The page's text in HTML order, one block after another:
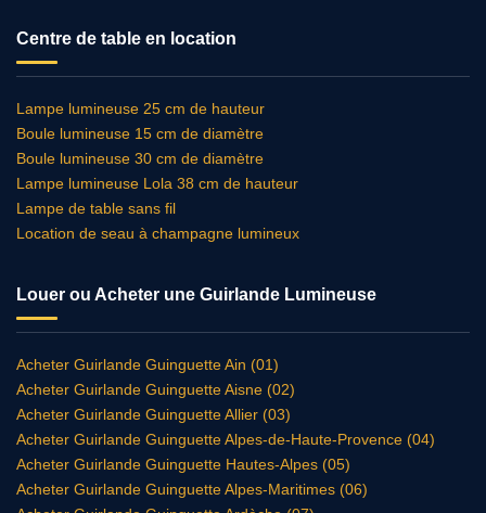
Centre de table en location
Lampe lumineuse 25 cm de hauteur
Boule lumineuse 15 cm de diamètre
Boule lumineuse 30 cm de diamètre
Lampe lumineuse Lola 38 cm de hauteur
Lampe de table sans fil
Location de seau à champagne lumineux
Louer ou Acheter une Guirlande Lumineuse
Acheter Guirlande Guinguette Ain (01)
Acheter Guirlande Guinguette Aisne (02)
Acheter Guirlande Guinguette Allier (03)
Acheter Guirlande Guinguette Alpes-de-Haute-Provence (04)
Acheter Guirlande Guinguette Hautes-Alpes (05)
Acheter Guirlande Guinguette Alpes-Maritimes (06)